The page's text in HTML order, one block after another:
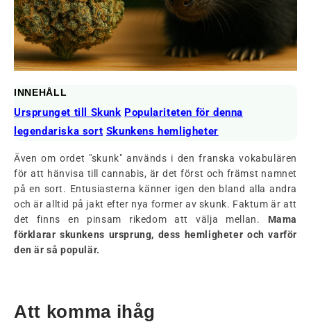
INNEHÅLL
Ursprunget till Skunk Populariteten för denna
legendariska sort Skunkens hemligheter
Även om ordet "skunk" används i den franska vokabulären
för att hänvisa till cannabis, är det först och främst namnet
på en sort. Entusiasterna känner igen den bland alla andra
och är alltid på jakt efter nya former av skunk. Faktum är att
det finns en pinsam rikedom att välja mellan. Mama
förklarar skunkens ursprung, dess hemligheter och varför
den är så populär.
Att komma ihåg